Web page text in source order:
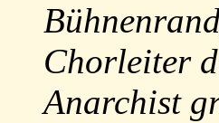
Chorleiter
Anarchist